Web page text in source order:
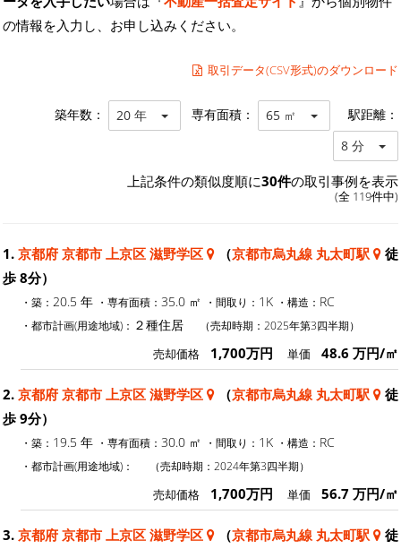
の情報を入力し、お申し込みください。
取引データ(CSV形式)のダウンロード
築年数： 20 年 専有面積： 65 ㎡ 駅距離：
8 分
上記条件の類似度順に30件の取引事例を表示
(全 119件中)
1. 京都府 京都市 上京区 滋野学区 （京都市烏丸線 丸太町駅
徒
歩 8分）
・築： 20.5 年 ・専有面積： 35.0 ㎡ ・間取り： 1K ・構造： RC
・都市計画(用途地域)： ２種住居 （売却時期：2025年第3四半期）
売却価格 1,700万円 単価 48.6 万円/㎡
2. 京都府 京都市 上京区 滋野学区 （京都市烏丸線 丸太町駅
徒
歩 9分）
・築： 19.5 年 ・専有面積： 30.0 ㎡ ・間取り： 1K ・構造： RC
・都市計画(用途地域)： （売却時期：2024年第3四半期）
売却価格 1,700万円 単価 56.7 万円/㎡
3. 京都府 京都市 上京区 滋野学区 （京都市烏丸線 丸太町駅
徒